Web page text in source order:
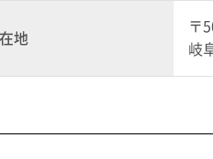
地
〒
岐